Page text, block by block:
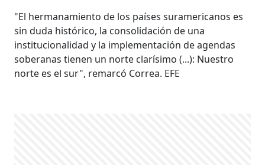
"El hermanamiento de los países suramericanos es
sin duda histórico, la consolidación de una
institucionalidad y la implementación de agendas
soberanas tienen un norte clarísimo (...): Nuestro
norte es el sur", remarcó Correa. EFE